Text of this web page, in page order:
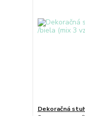
Dekoračná